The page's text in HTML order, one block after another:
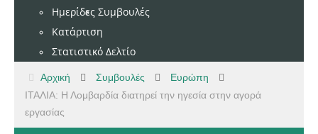
Ημερίδες Συμβουλές
Κατάρτιση
Στατιστικό Δελτίο
Αρχική Συμβουλές
Ευρώπη
ΙΤΑΛΙΑ: Η Λομβαρδία διατηρεί την ηγεσία στην αγορά
εργασίας